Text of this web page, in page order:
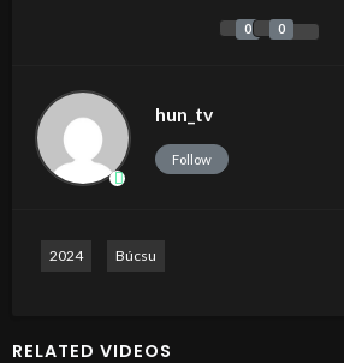
0 0
hun_tv
Follow
2024 Búcsu
RELATED VIDEOS